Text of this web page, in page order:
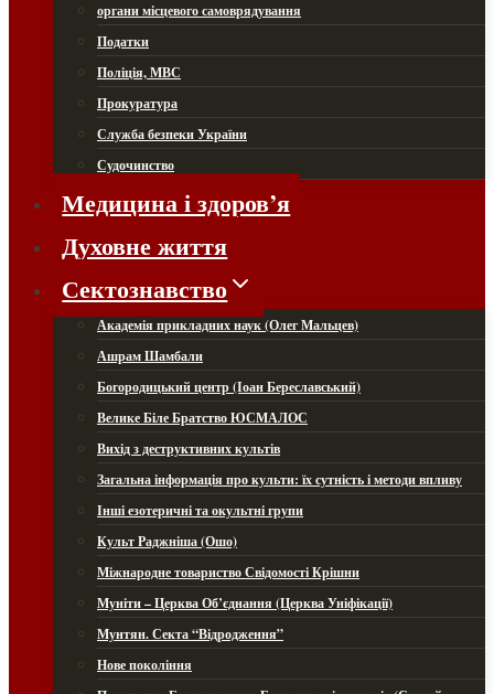
органи місцевого самоврядування
Податки
Поліція, МВС
Прокуратура
Служба безпеки України
Судочинство
Медицина і здоров’я
Духовне життя
Сектознавство
Академія прикладних наук (Олег Мальцев)
Ашрам Шамбали
Богородицький центр (Іоан Береславський)
Велике Біле Братство ЮСМАЛОС
Вихід з деструктивних культів
Загальна інформація про культи: їх сутність і методи впливу
Інші езотеричні та окультні групи
Культ Раджніша (Ошо)
Міжнародне товариство Свідомості Крішни
Муніти – Церква Об’єднання (Церква Уніфікації)
Мунтян. Секта “Відродження”
Нове покоління